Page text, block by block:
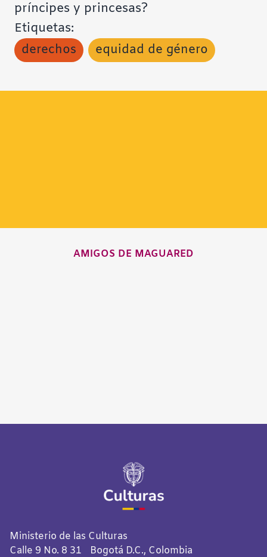
príncipes y princesas?
Etiquetas:
derechos
equidad de género
AMIGOS DE MAGUARED
Ministerio de las Culturas
Calle 9 No. 8 31 Bogotá D.C., Colombia